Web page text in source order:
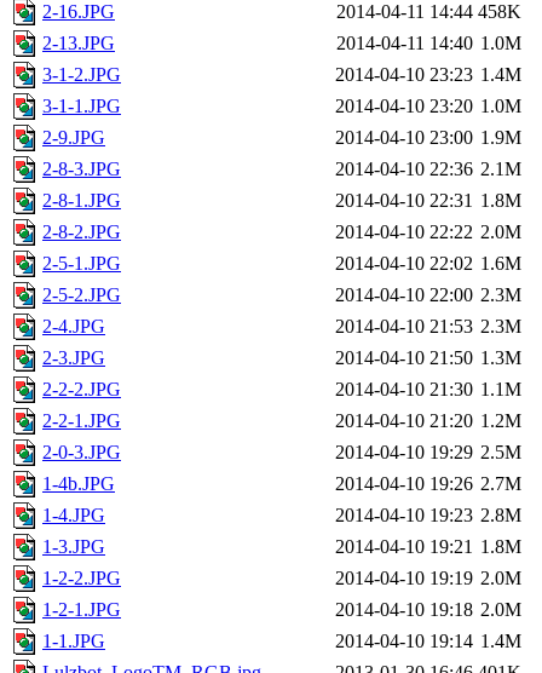
2-16.JPG
2014-04-11 14:44 458K
2-13.JPG
2014-04-11 14:40 1.0M
3-1-2.JPG
2014-04-10 23:23 1.4M
3-1-1.JPG
2014-04-10 23:20 1.0M
2-9.JPG
2014-04-10 23:00 1.9M
2-8-3.JPG
2014-04-10 22:36 2.1M
2-8-1.JPG
2014-04-10 22:31 1.8M
2-8-2.JPG
2014-04-10 22:22 2.0M
2-5-1.JPG
2014-04-10 22:02 1.6M
2-5-2.JPG
2014-04-10 22:00 2.3M
2-4.JPG
2014-04-10 21:53 2.3M
2-3.JPG
2014-04-10 21:50 1.3M
2-2-2.JPG
2014-04-10 21:30 1.1M
2-2-1.JPG
2014-04-10 21:20 1.2M
2-0-3.JPG
2014-04-10 19:29 2.5M
1-4b.JPG
2014-04-10 19:26 2.7M
1-4.JPG
2014-04-10 19:23 2.8M
1-3.JPG
2014-04-10 19:21 1.8M
1-2-2.JPG
2014-04-10 19:19 2.0M
1-2-1.JPG
2014-04-10 19:18 2.0M
1-1.JPG
2014-04-10 19:14 1.4M